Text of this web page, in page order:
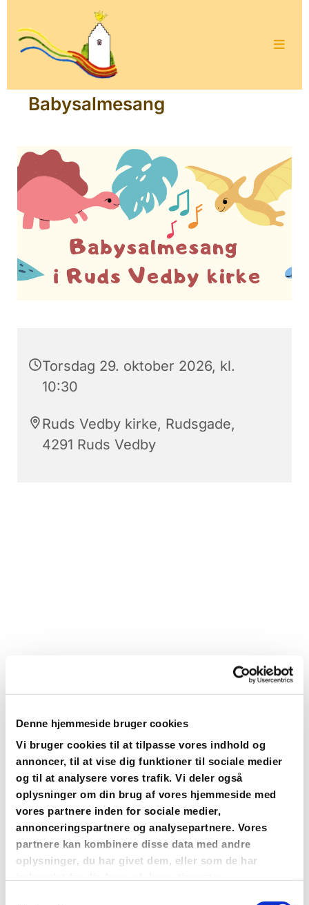
Denne hjemmeside bruger cookies
Vi bruger cookies til at tilpasse vores indhold og
annoncer, til at vise dig funktioner til sociale medier
og til at analysere vores trafik. Vi deler også
oplysninger om din brug af vores hjemmeside med
vores partnere inden for sociale medier,
annonceringspartnere og analysepartnere. Vores
partnere kan kombinere disse data med andre
oplysninger, du har givet dem, eller som de har
Babysalmesang
Torsdag 29. oktober 2026, kl.
10:30
Ruds Vedby kirke, Rudsgade,
4291 Ruds Vedby
Du vil måske også kunne
lide...